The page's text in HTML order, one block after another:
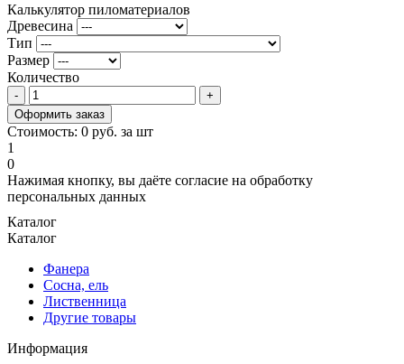
Калькулятор пиломатериалов
Древесина
Тип
Размер
Количество
Оформить заказ
Стоимость: 0 руб. за шт
1
0
Нажимая кнопку, вы даёте согласие на обработку
персональных данных
Каталог
Каталог
Фанера
Сосна, ель
Лиственница
Другие товары
Информация